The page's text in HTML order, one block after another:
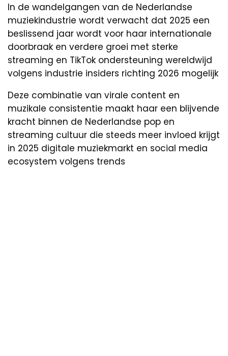
In de wandelgangen van de Nederlandse
muziekindustrie wordt verwacht dat 2025 een
beslissend jaar wordt voor haar internationale
doorbraak en verdere groei met sterke
streaming en TikTok ondersteuning wereldwijd
volgens industrie insiders richting 2026 mogelijk
Deze combinatie van virale content en
muzikale consistentie maakt haar een blijvende
kracht binnen de Nederlandse pop en
streaming cultuur die steeds meer invloed krijgt
in 2025 digitale muziekmarkt en social media
ecosystem volgens trends